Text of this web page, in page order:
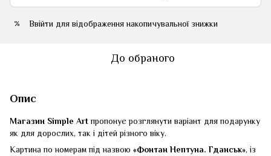
% Ввійти для відображення накопичувальної знижки
До обраного
Опис
Магазин Simple Artпропонує розглянути варіант для подарунку
як для дорослих, так і дітей різного віку.
Картина по номерам під назвою «Фонтан Нептуна. Гданськ», із